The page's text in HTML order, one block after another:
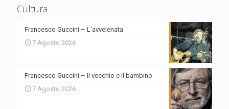
Cultura
Francesco Guccini – L’avvelenata
7 Agosto 2026
Francesco Guccini – Il vecchio e il bambino
7 Agosto 2026